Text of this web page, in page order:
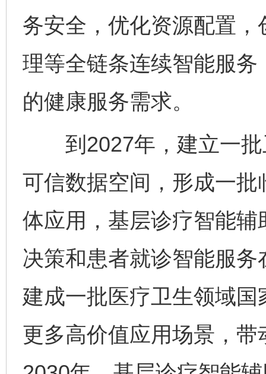
务安全，优化资源配置
理等全链条连续智能服
的健康服务需求。
到2027年，建立一批
可信数据空间，形成一
体应用，基层诊疗智能
决策和患者就诊智能服
建成一批医疗卫生领域
更多高价值应用场景，